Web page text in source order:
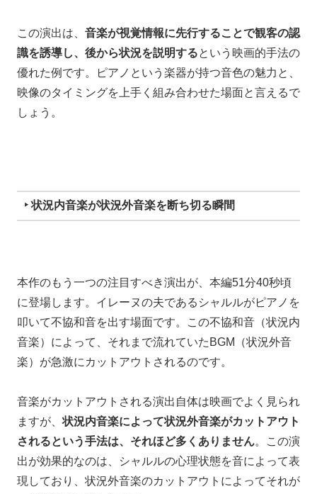
この演出は、 音楽が視覚情報に先行することで観客の認
識を誘導し、後から状況を説明するという映画的手法の
優れた例です。ピアノという楽器が持つ音色の魅力と、
映像のタイミングを上手く組み合わせた場面と言えるで
しょう。
‣ 状況内音楽が状況外音楽を断ち切る瞬間
本作のもう一つの注目すべき演出が、本編51分40秒頃
に登場します。イレーヌの夫であるシャルルがピアノを
叩いて不協和音を出す場面です。この不協和音（状況内
音楽）によって、それまで流れていたBGM（状況外音
楽）が急激にカットアウトされるのです。
音楽がカットアウトされる演出自体は映画でよく見られ
ますが、状況内音楽によって状況外音楽がカットアウト
されるという手法は、それほど多くありません。この演
出が効果的なのは、シャルルの心理状態を音によって表
現しており、状況外音楽のカットアウトによってそれが